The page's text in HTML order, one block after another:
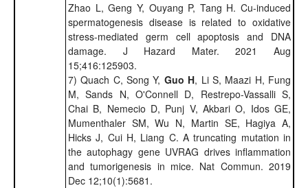
Zhao L, Geng Y, Ouyang P, Tang H. Cu-induced
spermatogenesis disease is related to oxidative
stress-mediated germ cell apoptosis and DNA
damage. J Hazard Mater. 2021 Aug
15;416:125903.
7) Quach C, Song Y, Guo H, Li S, Maazi H, Fung
M, Sands N, O'Connell D, Restrepo-Vassalli S,
Chai B, Nemecio D, Punj V, Akbari O, Idos GE,
Mumenthaler SM, Wu N, Martin SE, Hagiya A,
Hicks J, Cui H, Liang C. A truncating mutation in
the autophagy gene UVRAG drives inflammation
and tumorigenesis in mice. Nat Commun. 2019
Dec 12;10(1):5681.